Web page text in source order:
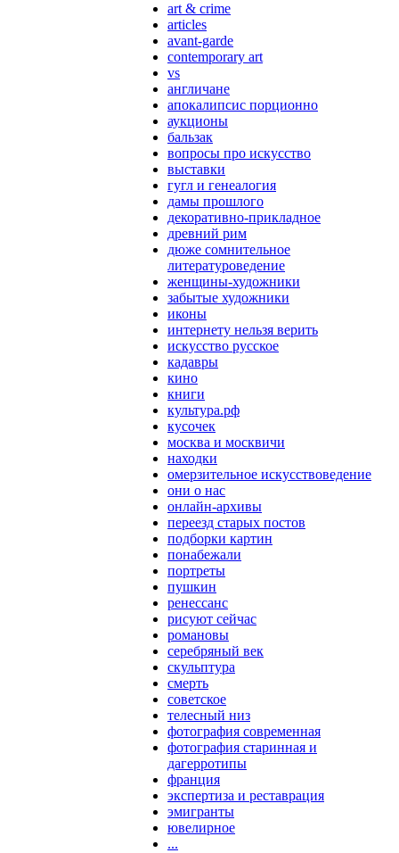
art & crime
articles
avant-garde
contemporary art
vs
англичане
апокалипсис порционно
аукционы
бальзак
вопросы про искусство
выставки
гугл и генеалогия
дамы прошлого
декоративно-прикладное
древний рим
дюже сомнительное
литературоведение
женщины-художники
забытые художники
иконы
интернету нельзя верить
искусство русское
кадавры
кино
книги
культура.рф
кусочек
москва и москвичи
находки
омерзительное искусствоведение
они о нас
онлайн-архивы
переезд старых постов
подборки картин
понабежали
портреты
пушкин
ренессанс
рисуют сейчас
романовы
серебряный век
скульптура
смерть
советское
телесный низ
фотография современная
фотография старинная и
дагерротипы
франция
экспертиза и реставрация
эмигранты
ювелирное
...